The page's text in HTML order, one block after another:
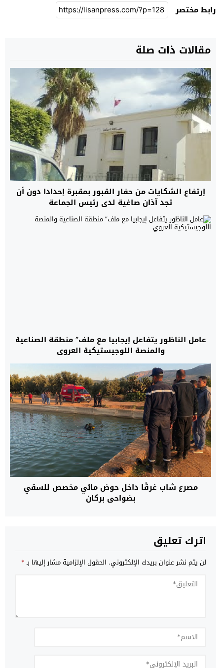
رابط مختصر
مقالات ذات صلة
إرتفاع الشكايات من حفار القبور بمقبرة إحدادا دون أن
تجد آذان صاغية لدى رئيس الجماعة
عامل الناظور يتفاعل إيجابيا مع ملف” منطقة الصناعية
والمنصة اللوجيستيكية العروي
مصرع شاب غرقًا داخل حوض مائي مخصص للسقي
بضواحي بركان
اترك تعليق
لن يتم نشر عنوان بريدك الإلكتروني. الحقول الإلزامية مشار إليها بـ*